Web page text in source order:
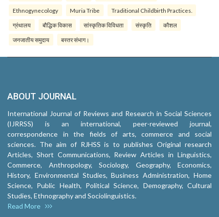
Ethnogynecology Muria Tribe Traditional Childbirth Practices.
ग्रंथालय बौद्धिक विकास सांस्कृतिक विविधता संस्कृति कौशल
जनजातीय समुदाय बस्तर संभाग।
ABOUT JOURNAL
International Journal of Reviews and Research in Social Sciences
(IJRRSS) is an international, peer-reviewed journal,
correspondence in the fields of arts, commerce and social
sciences. The aim of RJHSS is to publishes Original research
Articles, Short Communications, Review Articles in Linguistics,
Commerce, Anthropology, Sociology, Geography, Economics,
History, Environmental Studies, Business Administration, Home
Science, Public Health, Political Science, Demography, Cultural
Studies, Ethnography and Sociolinguistics.
Read More